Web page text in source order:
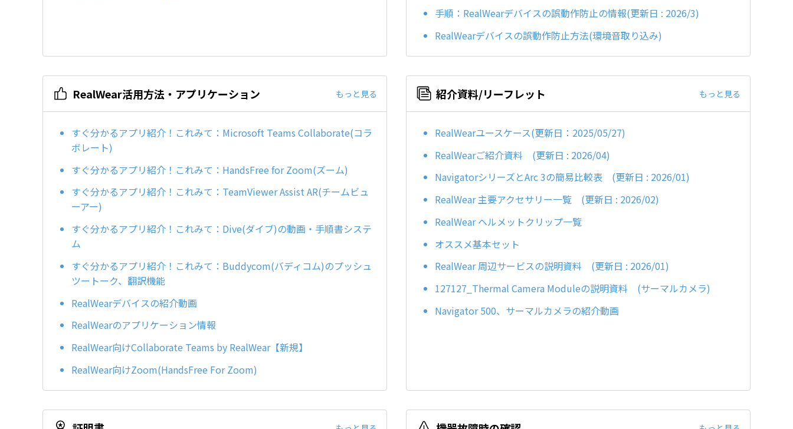
手順：RealWearデバイスの誤動作防止の情報(更新日 : 2026/3)
RealWearデバイスの誤動作防止方法(環境音取り込み)
RealWear活用方法・アプリケーション もっと見る
すぐ分かるアプリ紹介！これみて：Microsoft Teams Collaborate(コラ
ボレート)
すぐ分かるアプリ紹介！これみて：HandsFree for Zoom(ズーム)
すぐ分かるアプリ紹介！これみて：TeamViewer Assist AR(チームビュ
ーアー)
すぐ分かるアプリ紹介！これみて：Dive(ダイブ)の動画・手順書システ
ム
すぐ分かるアプリ紹介！これみて：Buddycom(バディコム)のプッシュ
ツートーク、翻訳機能
RealWearデバイスの紹介動画
RealWearのアプリケーション情報
RealWear向けCollaborate Teams by RealWear【新規】
RealWear向けZoom(HandsFree For Zoom)
紹介資料/リーフレット もっと見る
RealWearユースケース(更新日：2025/05/27)
RealWearご紹介資料 (更新日 : 2026/04)
NavigatorシリーズとArc 3の簡易比較表 (更新日 : 2026/01)
RealWear 主要アクセサリー一覧 (更新日 : 2026/02)
RealWear ヘルメットクリップ一覧
オススメ基本セット
RealWear 周辺サービスの説明資料 (更新日 : 2026/01)
127127_Thermal Camera Moduleの説明資料 (サーマルカメラ)
Navigator 500、サーマルカメラの紹介動画